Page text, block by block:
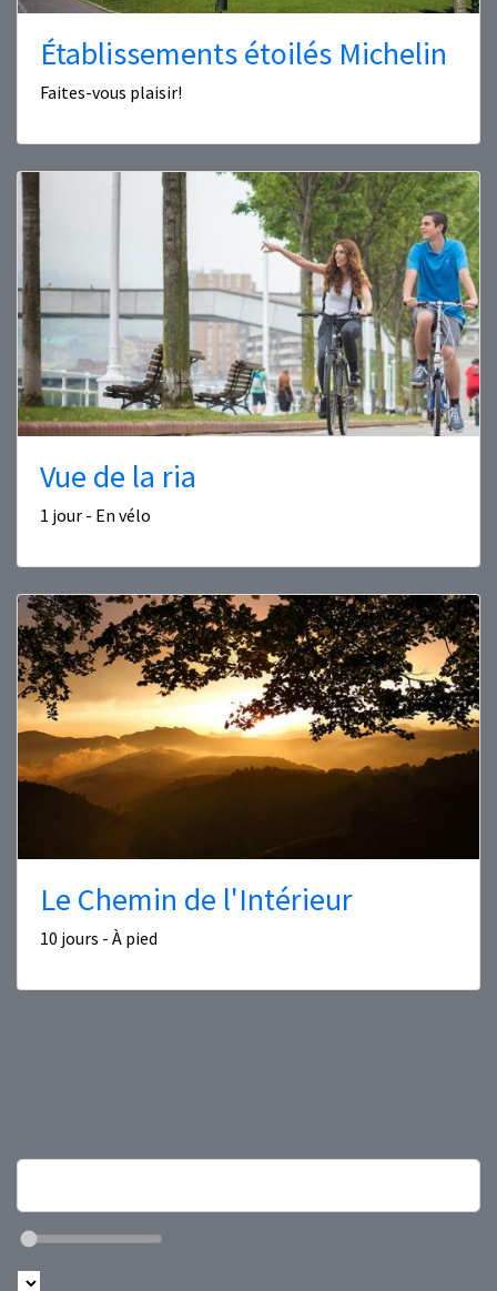
Établissements étoilés Michelin
Faites-vous plaisir!
Vue de la ria
1 jour - En vélo
Le Chemin de l'Intérieur
10 jours - À pied